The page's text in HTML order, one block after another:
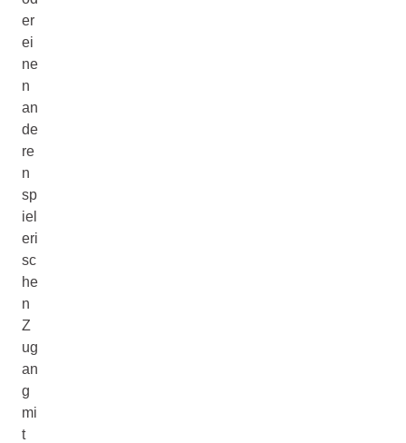
er
ei
ne
n
an
de
re
n
sp
iel
eri
sc
he
n
Z
ug
an
g
mi
t